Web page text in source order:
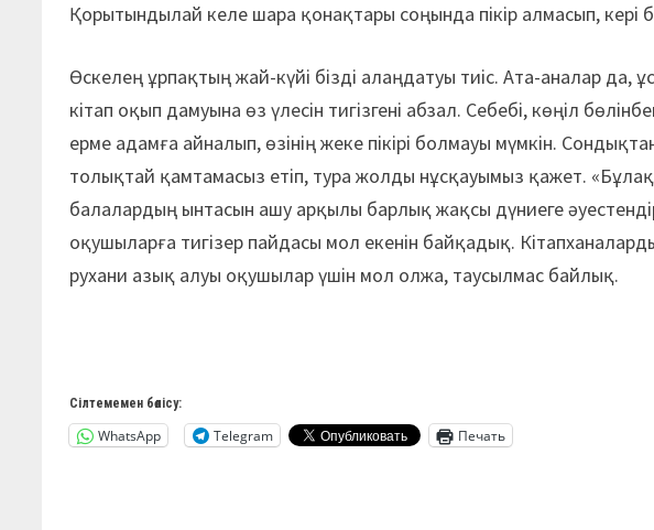
Қорытындылай келе шара қонақтары соңында пікір алмасып, кері
Өскелең ұрпақтың жай-күйі бізді алаңдатуы тиіс. Ата-аналар да,
кітап оқып дамуына өз үлесін тигізгені абзал. Себебі, көңіл
ерме адамға айналып, өзінің жеке пікірі болмауы мүмкін.
толықтай қамтамасыз етіп, тура жолды нұсқауымыз қажет.
балалардың ынтасын ашу арқылы барлық жақсы дүниеге
оқушыларға тигізер пайдасы мол екенін байқадық.
рухани азық алуы оқушылар үшін мол олжа, таусылмас байлық.
Сілтемемен бөлісу:
WhatsApp Telegram Печать